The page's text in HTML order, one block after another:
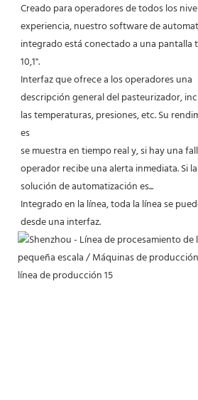
Creado para operadores de todos los
experiencia, nuestro software de
integrado está conectado a una pantalla
10,1".
Interfaz que ofrece a los operadores una
descripción general del pasteurizador,
las temperaturas, presiones, etc. Su
es
se muestra en tiempo real y, si hay una
operador recibe una alerta inmediata. Si la
solución de automatización es...
Integrado en la línea, toda la línea se
desde una interfaz.